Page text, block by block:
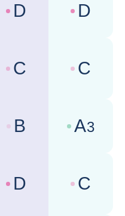
国家风险评级 :
D 商业环境评级
D
国家风险评级 :
C 商业环境评级
C
国家风险评级 :
B 商业环境评级
A3
国家风险评级 :
D 商业环境评级
C